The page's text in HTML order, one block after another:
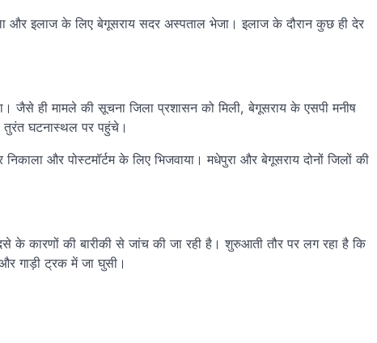
और इलाज के लिए बेगूसराय सदर अस्पताल भेजा। इलाज के दौरान कुछ ही देर
जैसे ही मामले की सूचना जिला प्रशासन को मिली, बेगूसराय के एसपी मनीष
घटनास्थल पर पहुंचे।
और पोस्टमॉर्टम के लिए भिजवाया। मधेपुरा और बेगूसराय दोनों जिलों की
के कारणों की बारीकी से जांच की जा रही है। शुरुआती तौर पर लग रहा है कि
गाड़ी ट्रक में जा घुसी।